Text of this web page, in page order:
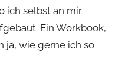
ich selbst an mir
Ein Workbook,
ja, wie gerne ich so